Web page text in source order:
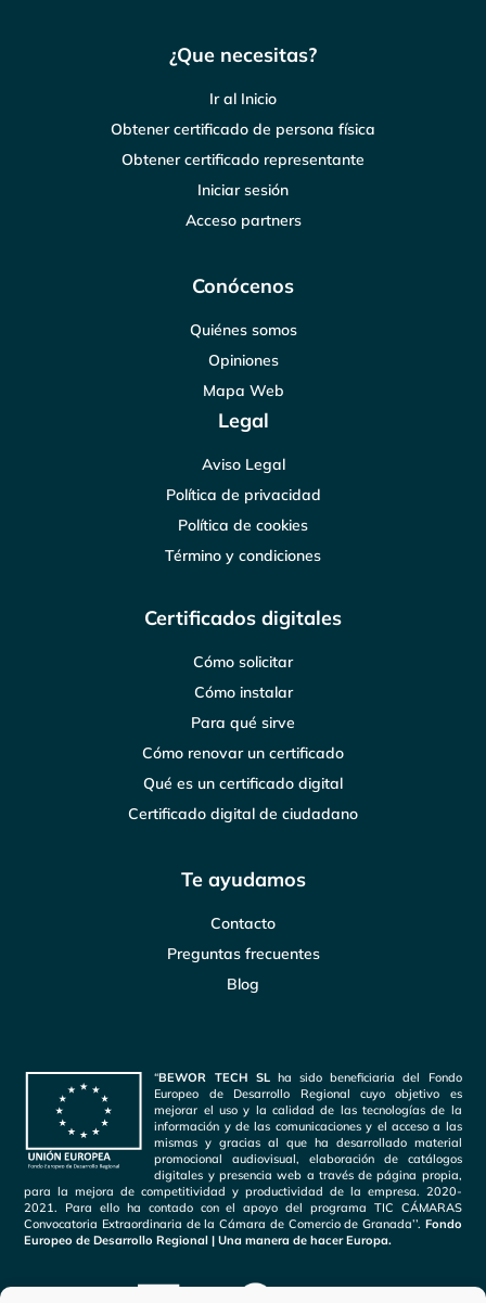
¿Que necesitas?
Ir al Inicio
Obtener certificado de persona física
Obtener certificado representante
Iniciar sesión
Acceso partners
Conócenos
Quiénes somos
Opiniones
Mapa Web
Legal
Aviso Legal
Política de privacidad
Política de cookies
Término y condiciones
Certificados digitales
Cómo solicitar
Cómo instalar
Para qué sirve
Cómo renovar un certificado
Qué es un certificado digital
Certificado digital de ciudadano
Te ayudamos
Contacto
Preguntas frecuentes
Blog
“BEWOR TECH SLha sido beneficiaria del Fondo
Europeo de Desarrollo Regional cuyo objetivo es
mejorar el uso y la calidad de las tecnologías de la
información y de las comunicaciones y el acceso a las
mismas y gracias al que ha desarrollado material
promocional audiovisual, elaboración de catálogos
digitales y presencia web a través de página propia,
para la mejora de competitividad y productividad de la empresa. 2020-
2021. Para ello ha contado con el apoyo del programa TIC CÁMARAS
Convocatoria Extraordinaria de la Cámara de Comercio de Granada’’. Fondo
Europeo de Desarrollo Regional | Una manera de hacer Europa.